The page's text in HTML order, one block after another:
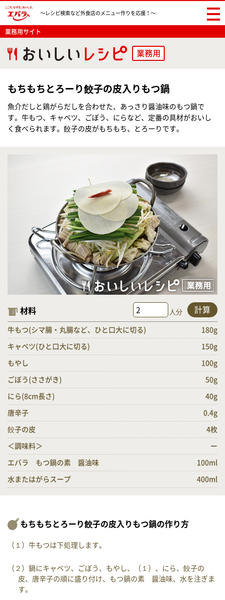
〜レシピ検索など外食店のメニュー作りを応援！〜
業務用サイト
業務用
もちもちとろーり餃子の皮入りもつ鍋
魚介だしと鶏がらだしを合わせた、あっさり醤油味のもつ鍋で
す。牛もつ、キャベツ、ごぼう、にらなど、定番の具材がおいし
く食べられます。餃子の皮がもちもち、とろーりです。
材料 人分 計算
牛もつ(シマ腸・丸腸など、ひと口大に切る) 180g
キャベツ(ひと口大に切る) 150g
もやし 100g
ごぼう(ささがき) 50g
にら(8cm長さ) 40g
唐辛子 0.4g
餃子の皮 4枚
＜調味料＞ ー
エバラ もつ鍋の素 醤油味 100ml
水またはがらスープ 400ml
もちもちとろーり餃子の皮入りもつ鍋の作り方
（１）牛もつは下処理します。
（２）鍋にキャベツ、ごぼう、もやし、（１）、にら、餃子の
皮、唐辛子の順に盛り付け、もつ鍋の素 醤油味、水を注ぎま
す。